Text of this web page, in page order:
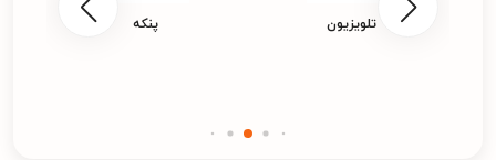
تلویزیون پنکه